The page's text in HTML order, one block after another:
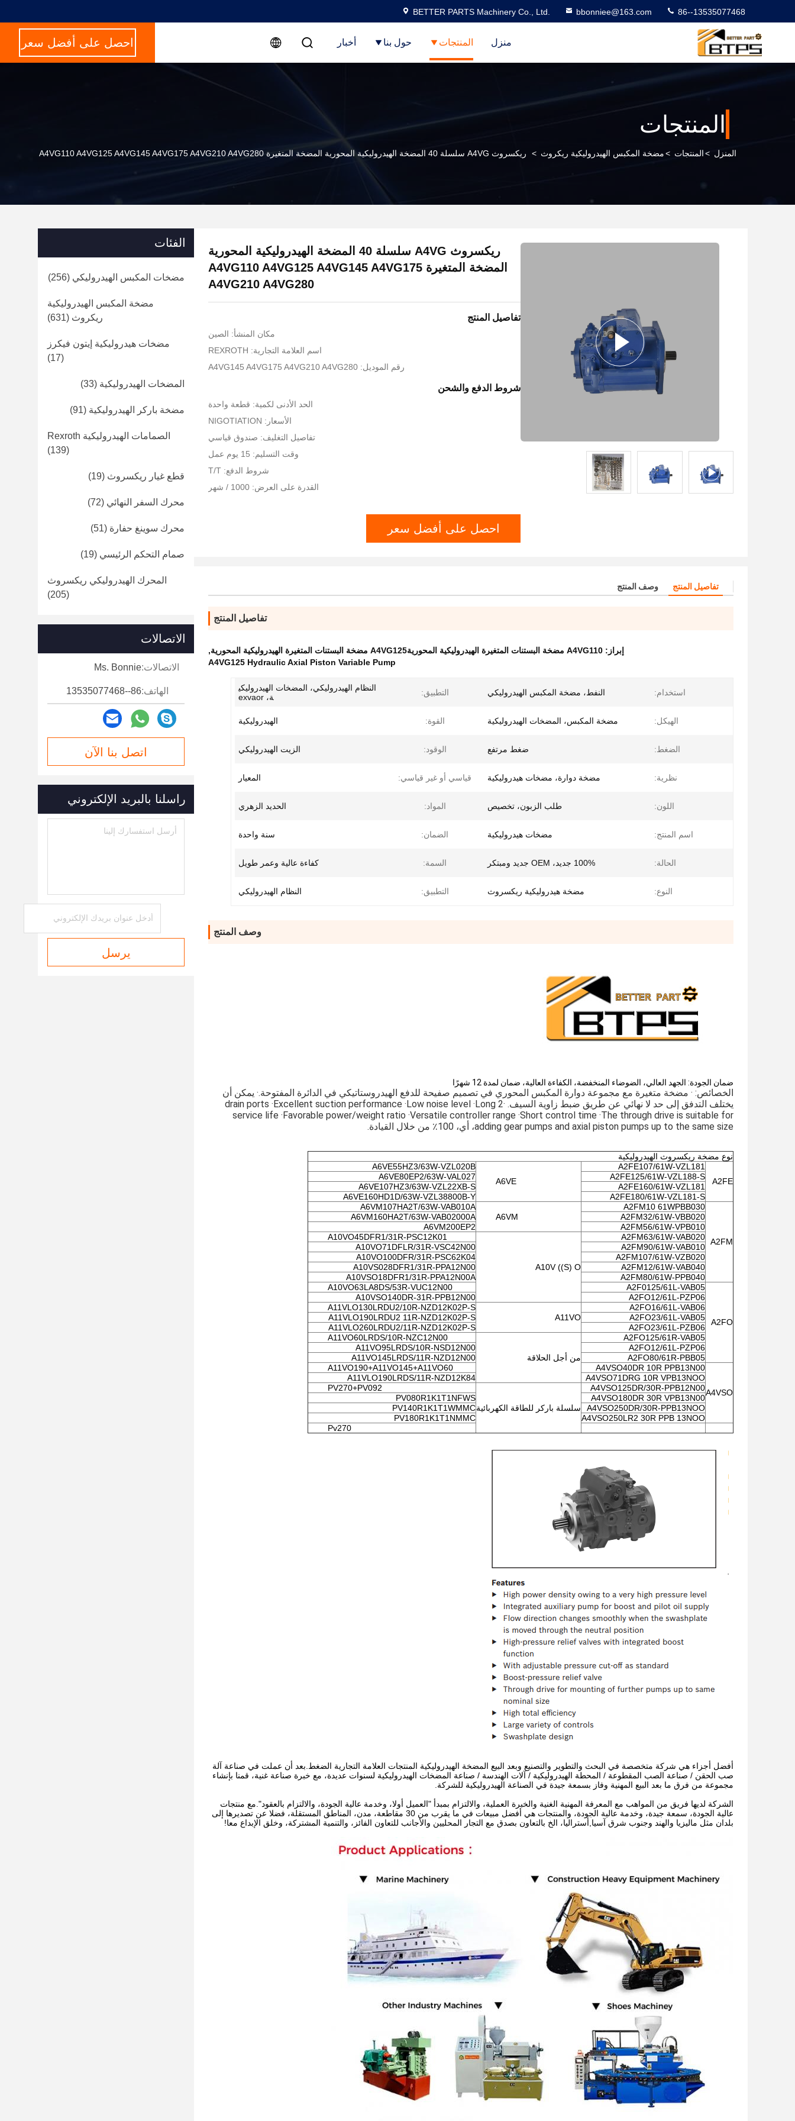
BETTER PARTS Machinery Co., Ltd. bbonniee@163.com 86--13535077468
منزل المنتجات حول بنا أخبار احصل على أفضل سعر
المنتجات
المنزل >المنتجات >مضخة المكبس الهيدروليكية ريكروث > ريكسروث A4VG سلسلة 40 المضخة الهيدروليكية المحورية المضخة المتغيرة A4VG110 A4VG125 A4VG145 A4VG175 A4VG210 A4VG280
ريكسروث A4VG سلسلة 40 المضخة الهيدروليكية المحورية
المضخة المتغيرة A4VG110 A4VG125 A4VG145 A4VG175
A4VG210 A4VG280
تفاصيل المنتج
مكان المنشأ: الصين
اسم العلامة التجارية: REXROTH
رقم الموديل: A4VG145 A4VG175 A4VG210 A4VG280
شروط الدفع والشحن
الحد الأدنى لكمية: قطعة واحدة
الأسعار: NIGOTIATION
تفاصيل التغليف: صندوق قياسي
وقت التسليم: 15 يوم عمل
شروط الدفع: T/T
القدرة على العرض: 1000 / شهر
احصل على أفضل سعر
تفاصيل المنتج وصف المنتج
تفاصيل المنتج
إبراز: A4VG110 مضخة البستنات المتغيرة الهيدروليكية المحوريةA4VG125 مضخة البستنات المتغيرة الهيدروليكية المحورية
,
A4VG125 Hydraulic Axial Piston Variable Pump
استخدام: النفط، مضخة المكبس الهيدروليكي التطبيق:
النظام الهيدروليكي، المضخات الهيدروليكي
ة، exvaor
الهيكل: مضخة المكبس، المضخات الهيدروليكية القوة: الهيدروليكية
الضغط: ضغط مرتفع الوقود: الزيت الهيدروليكي
نظرية: مضخة دوارة، مضخات هيدروليكية قياسي أو غير قياسي: المعيار
اللون: طلب الزبون، تخصيص المواد: الحديد الزهري
اسم المنتج: مضخات هيدروليكية الضمان: سنة واحدة
الحالة: 100% جديد، OEM جديد ومبتكر السمة: كفاءة عالية وعمر طويل
النوع: مضخة هيدروليكية ريكسروث التطبيق: النظام الهيدروليكي
وصف المنتج
ضمان الجودة: الجهد العالي، الضوضاء المنخفضة، الكفاءة العالية، ضمان لمدة 12 شهرًا
الخصائص: · مضخة متغيرة مع مجموعة دوارة المكبس المحوري في تصميم صفيحة للدفع الهيدروستاتيكي في الدائرة المفتوحة.· يمكن أن
يختلف التدفق إلى حد لا نهائي عن طريق ضبط زاوية السيف. ·2 drain ports ·Excellent suction performance ·Low noise level ·Long
service life ·Favorable power/weight ratio ·Versatile controller range ·Short control time ·The through drive is suitable for
adding gear pumps and axial piston pumps up to the same size، أي، 100٪ من خلال القيادة.
نوع مضخة ريكسروث الهيدروليكية
A2FE
A2FE107/61W-VZL181
A6VE
A6VE55HZ3/63W-VZL020B
A2FE125/61W-VZL188-S
A6VE80EP2/63W-VAL027
A2FE160/61W-VZL181
A6VE107HZ3/63W-VZL22XB-S
A2FE180/61W-VZL181-S
A6VE160HD1D/63W-VZL38800B-Y
A2FM
A2FM10 61WPBB030
A6VM
A6VM107HA2T/63W-VAB010A
A2FM32/61W-VBB020
A6VM160HA2T/63W-VAB02000A
A2FM56/61W-VPB010
A6VM200EP2
A2FM63/61W-VAB020
A10V ((S) O
A10VO45DFR1/31R-PSC12K01
A2FM90/61W-VAB010
A10VO71DFLR/31R-VSC42N00
A2FM107/61W-VZB020
A10VO100DFR/31R-PSC62K04
A2FM12/61W-VAB040
A10VS028DFR1/31R-PPA12N00
A2FM80/61W-PPB040
A10VSO18DFR1/31R-PPA12N00A
A2FO
A2F0125/61L-VAB05
A10VO63LA8DS/53R-VUC12N00
A2FO12/61L-PZP06
A10VSO140DR-31R-PPB12N00
A2FO16/61L-VAB06
A11VO
A11VLO130LRDU2/10R-NZD12K02P-S
A2FO23/61L-VAB05
A11VLO190LRDU2 11R-NZD12K02P-S
A2FO23/61L-PZB06
A11VLO260LRDU2/11R-NZD12K02P-S
A2FO125/61R-VAB05
من أجل الحلاقة
A11VO60LRDS/10R-NZC12N00
A2FO12/61L-PZP06
A11VO95LRDS/10R-NSD12N00
A2FO80/61R-PBB05
A11VO145LRDS/11R-NZD12N00
A4VSO
A4VSO40DR 10R PPB13N00
A11VO190+A11VO145+A11VO60
A4VSO71DRG 10R VPB13NOO
A11VLO190LRDS/11R-NZD12K84
A4VSO125DR/30R-PPB12N00
سلسلة باركر للطاقة الكهربائية
PV270+PV092
A4VSO180DR 30R VPB13N00
PV080R1K1T1NFWS
A4VSO250DR/30R-PPB13NOO
PV140R1K1T1WMMC
A4VSO250LR2 30R PPB 13NOO
PV180R1K1T1NMMC
Pv270
أفضل أجزاء هي شركة متخصصة في البحث والتطوير والتصنيع وبعد البيع المضخة الهيدروليكية المنتجات العلامة التجارية الضغط.بعد أن عملت في صناعة آلة
صب الحقن / صناعة الصب المقطوعة / المحطة الهيدروليكية / آلات الهندسة / صناعة المضخات الهيدروليكية لسنوات عديدة، مع خبرة صناعة غنية، قمنا بإنشاء
مجموعة من فرق ما بعد البيع المهنية وفاز بسمعة جيدة في الصناعة الهيدروليكية للشركة.
الشركة لديها فريق من المواهب مع المعرفة المهنية الغنية والخبرة العملية، والالتزام بمبدأ "العميل أولا، وخدمة عالية الجودة، والالتزام بالعقود".مع منتجات
عالية الجودة، سمعة جيدة، وخدمة عالية الجودة، والمنتجات هي أفضل مبيعات في ما يقرب من 30 مقاطعة، مدن، المناطق المستقلة، فضلا عن تصديرها إلى
بلدان مثل ماليزيا والهند وجنوب شرق آسيا,أستراليا، الخ بالتعاون بصدق مع التجار المحليين والأجانب للتعاون الفائز، والتنمية المشتركة، وخلق الإبداع معا!
الفئات
مضخات المكبس الهيدروليكي (256)
مضخة المكبس الهيدروليكية
ريكروث (631)
مضخات هيدروليكية إيتون فيكرز
(17)
المضخات الهيدروليكية (33)
مضخة باركر الهيدروليكية (91)
الصمامات الهيدروليكية Rexroth
(139)
قطع غيار ريكسروث (19)
محرك السفر النهائي (72)
محرك سوينغ حفارة (51)
صمام التحكم الرئيسي (19)
المحرك الهيدروليكي ريكسروث
(205)
الاتصالات
الاتصالات:Ms. Bonnie
الهاتف:86--13535077468
اتصل بنا الآن
راسلنا بالبريد الإلكتروني
يرسل